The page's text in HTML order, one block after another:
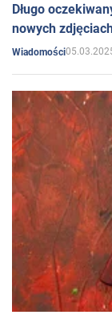
Długo
nowych
Wiadomości